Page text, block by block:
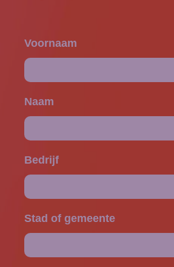
Voornaam
Naam
Bedrijf
Stad of gemeente